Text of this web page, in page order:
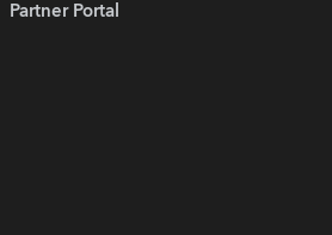
Partner Portal